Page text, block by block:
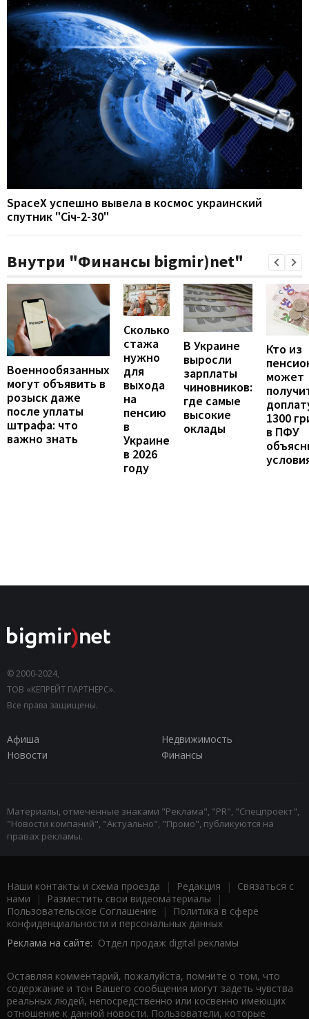
SpaceX успешно вывела в космос украинский
спутник "Січ-2-30"
Внутри "Финансы bigmir)net"
Военнообязанных
могут объявить в
розыск даже
после уплаты
штрафа: что
важно знать
Сколько
стажа
нужно
для
выхода
на
пенсию
в
Украине
в 2026
году
В Украине
выросли
зарплаты
чиновников:
где самые
высокие
оклады
Кто из
может
1300
в ПФУ
© 2000-2024,
ТОВ «КЕПРЕЙТ ПАРТНЕРС».
Все права защищены.
Афиша
Недвижимость
Новости
Финансы
Материалы, отмеченные знаками "Реклама", "PR", "Спецпроект",
"Новости компаний", "Актуально", "Промо", публикуются на
правах рекламы.
Наши контакты и схема проезда | Редакция | Связаться с
нами | Разместить свои видеоматериалы |
Пользовательское Соглашение |
Политика в сфере
конфиденциальности и персональных данных
Реклама на сайте: Отдел продаж digital рекламы
Оставляя комментарий, пожалуйста, помните о том, что
содержание и тон Вашего сообщения могут задеть чувства
реальных людей, непосредственно или косвенно имеющих
отношение к данной новости. Пользователи, которые